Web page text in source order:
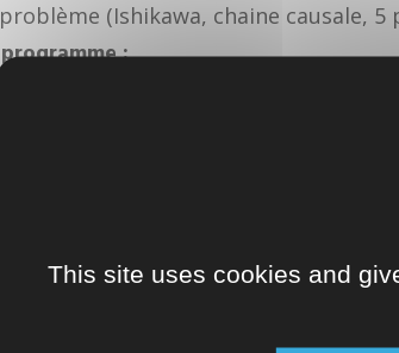
(Ishikawa, chaine causale, 5
:
de trajectoire d’un programme
du programme et sa
mises en situations professionnelles
This site uses cookies and